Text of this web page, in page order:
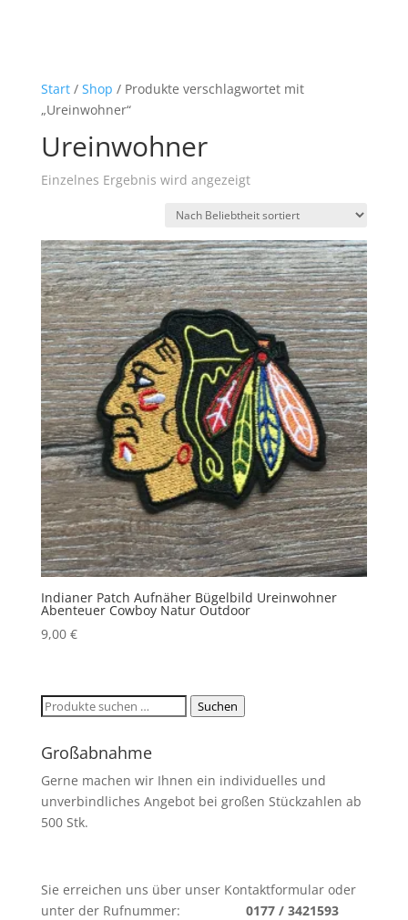
Start/ Shop / Produkte verschlagwortet mit
„Ureinwohner“
Ureinwohner
Einzelnes Ergebnis wird angezeigt
Indianer Patch Aufnäher Bügelbild Ureinwohner
Abenteuer Cowboy Natur Outdoor
9,00 €
Suchen
Suchen
Großabnahme
Gerne machen wir Ihnen ein individuelles und
unverbindliches Angebot bei großen Stückzahlen ab
500 Stk.
Sie erreichen uns über unser Kontaktformular oder
unter der Rufnummer: 0177 / 3421593